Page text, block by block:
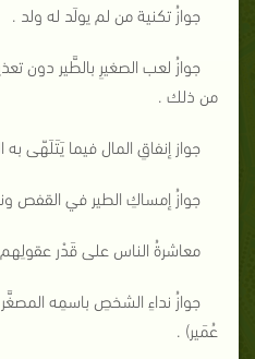
جوازُ تكنية من لم يولَد له ولد .
جوازُ لعب الصغيرِ بالطَّير دون
من ذلك .
جواز إنفاقِ المال فيما يَتَلَهّى
جوازُ إمساكِ الطير في القفص
معاشرةُ الناس على قَدْر
جوازُ نداءِ الشخصِ باسمِه المصغَّر
عُمَير) .